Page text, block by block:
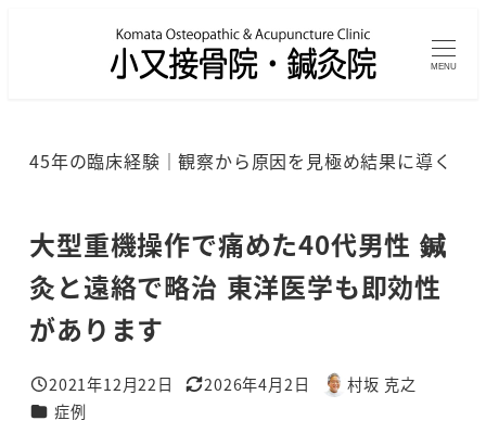
MENU
45年の臨床経験｜観察から原因を見極め結果に導く
大型重機操作で痛めた40代男性 鍼
灸と遠絡で略治 東洋医学も即効性
があります
投稿日
2021年12月22日
更新日
2026年4月2日
著
村坂 克之
カテゴリー
症例